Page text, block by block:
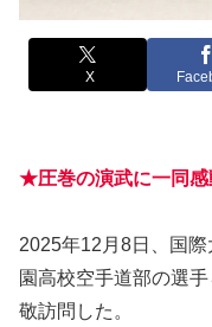
X
★圧巻の演武に一同
2025年12月8日、国
園高校空手道部の選
敬訪問した。